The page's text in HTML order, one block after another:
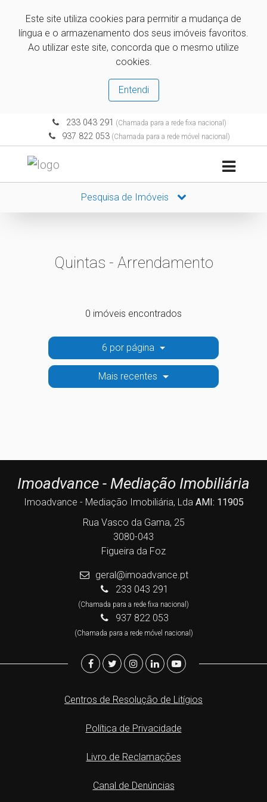
Este site utiliza cookies para permitir a mudança de
língua e o armazenamento dos seus imóveis favoritos.
Ao utilizar este site, concorda que o mesmo utilize
cookies.
Entendi
233 043 291 (Chamada para a rede fixa nacional)
937 822 053 (Chamada para a rede móvel nacional)
Pesquisa de Imóveis
Quintas - Arrendamento
0 imóveis encontrados
6 por página
Mais recentes
Imoadvance - Mediação Imobiliária
Imoadvance - Mediação Imobiliária, Lda AMI: 11905
Rua Vasco da Gama, 25
3080-043
Figueira da Foz
geral@imoadvance.pt
233 043 291
(Chamada para a rede fixa nacional)
937 822 053
(Chamada para a rede móvel nacional)
Centros de Resolução de Litígios
Política de Privacidade
Livro de Reclamações
Canal de Denúncias